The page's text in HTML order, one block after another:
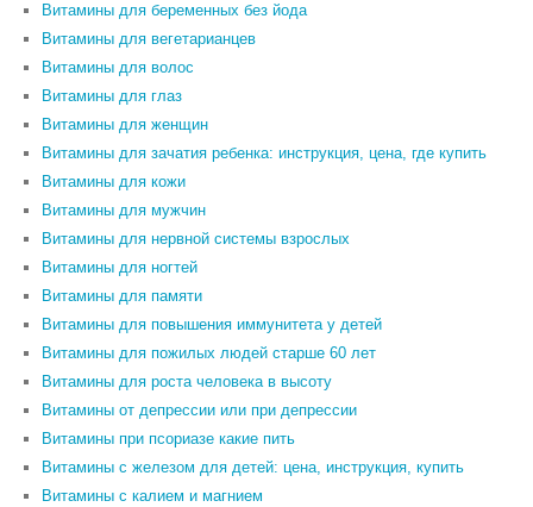
Витамины для беременных без йода
Витамины для вегетарианцев
Витамины для волос
Витамины для глаз
Витамины для женщин
Витамины для зачатия ребенка: инструкция, цена, где купить
Витамины для кожи
Витамины для мужчин
Витамины для нервной системы взрослых
Витамины для ногтей
Витамины для памяти
Витамины для повышения иммунитета у детей
Витамины для пожилых людей старше 60 лет
Витамины для роста человека в высоту
Витамины от депрессии или при депрессии
Витамины при псориазе какие пить
Витамины с железом для детей: цена, инструкция, купить
Витамины с калием и магнием